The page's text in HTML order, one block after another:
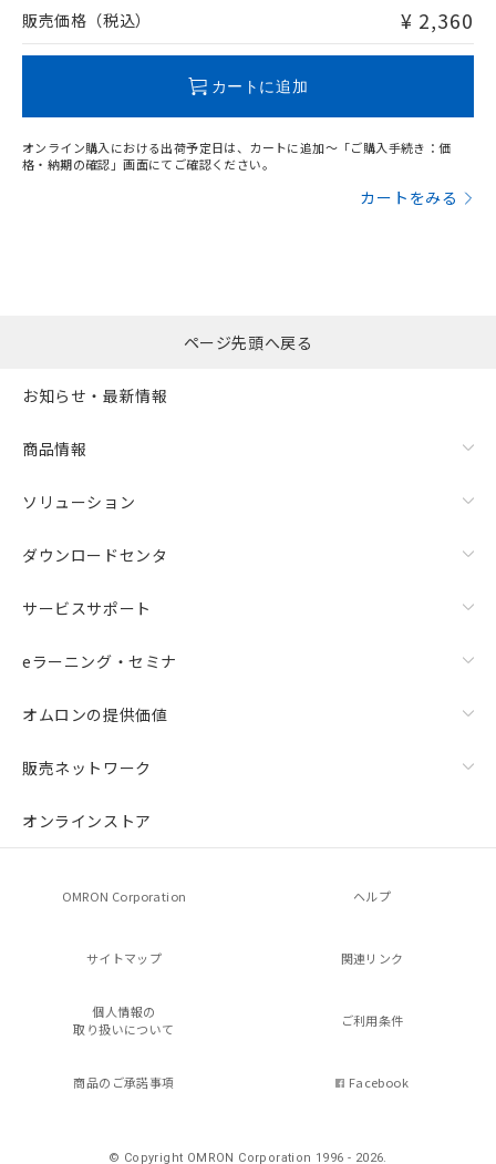
問い合わせください。
販売価格（税込） ¥ 2,360
カートに追加
オンライン購入における出荷予定日は、カートに追加～「ご購入手続き：価
格・納期の確認」画面にてご確認ください。
カートをみる
ページ先頭へ戻る
お知らせ・最新情報
商品情報
ソリューション
ダウンロードセンタ
サービスサポート
eラーニング・セミナ
オムロンの提供価値
販売ネットワーク
オンラインストア
OMRON Corporation ヘルプ
サイトマップ 関連リンク
個人情報の
取り扱いについて
ご利用条件
商品のご承諾事項 Facebook
© Copyright OMRON Corporation 1996 - 2026.